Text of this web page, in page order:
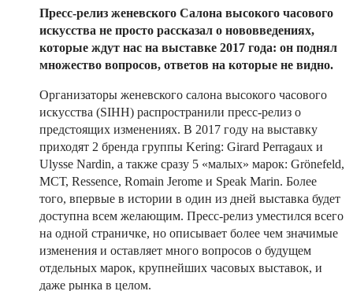
Пресс-релиз женевского Салона высокого часового
искусства не просто рассказал о нововведениях,
которые ждут нас на выставке 2017 года: он поднял
множество вопросов, ответов на которые не видно.
Организаторы женевского салона высокого часового
искусства (SIHH) распространили пресс-релиз о
предстоящих изменениях. В 2017 году на выставку
приходят 2 бренда группы Kering: Girard Perragaux и
Ulysse Nardin, а также сразу 5 «малых» марок: Grönefeld,
МСТ, Ressence, Romain Jerome и Speak Marin. Более
того, впервые в истории в один из дней выставка будет
доступна всем желающим. Пресс-релиз уместился всего
на одной страничке, но описывает более чем значимые
изменения и оставляет много вопросов о будущем
отдельных марок, крупнейших часовых выставок, и
даже рынка в целом.